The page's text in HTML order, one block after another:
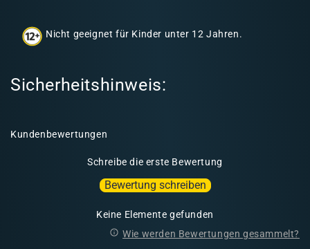
Nicht geeignet für Kinder unter 12 Jahren.
Sicherheitshinweis:
Kundenbewertungen
Schreibe die erste Bewertung
Bewertung schreiben
Keine Elemente gefunden
Wie werden Bewertungen gesammelt?